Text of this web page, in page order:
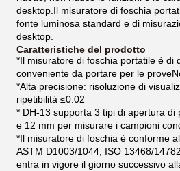
desktop.Il misuratore di foschia
fonte luminosa standard e di
desktop.
Caratteristiche del prodotto
*Il misuratore di foschia portatile è di
conveniente da portare per le prove
*Alta precisione: risoluzione di
ripetibilità ≤0.02
* DH-13 supporta 3 tipi di apertura di
e 12 mm per misurare i campioni con
*Il misuratore di foschia è conforme
ASTM D1003/1044, ISO 13468/14782,
entra in vigore il giorno successivo